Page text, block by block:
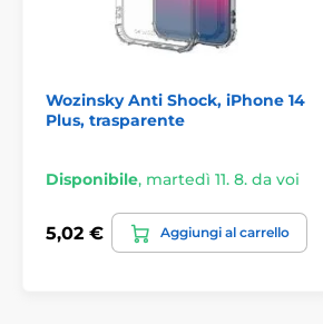
custodia sono stati ritagliati con
delle prese per cuffie e ricarica,
dei connettori è molto comodo. Il
comfort durante l'uso.
Il telefono è al sicuro in ogni
La custodia proteggerà il tuo
e qualunque cosa tu stia facendo. Il
neutralizza gli urti e il materiale PC
sul retro della custodia protegge
I bordi rinforzati prevengono danni
Wozinsky Anti Shock, iPhone 14
Plus, trasparente
Disponibile, martedì 11. 8. da voi
5,02 € Aggiungi al carrello